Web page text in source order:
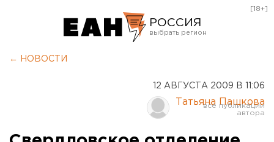
РОССИЯ
Курган
Оренбург
[18+]
← НОВОСТИ
12 АВГУСТА 2009 В 11:06
Татьяна Пашкова